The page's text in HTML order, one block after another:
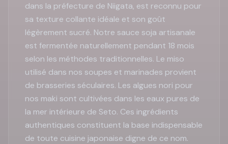
dans la préfecture de Niigata, est reconnu pour
sa texture collante idéale et son goût
légèrement sucré. Notre sauce soja artisanale
est fermentée naturellement pendant 18 mois
selon les méthodes traditionnelles. Le miso
utilisé dans nos soupes et marinades provient
de brasseries séculaires. Les algues nori pour
nos maki sont cultivées dans les eaux pures de
la mer intérieure de Seto. Ces ingrédients
authentiques constituent la base indispensable
de toute cuisine japonaise digne de ce nom.